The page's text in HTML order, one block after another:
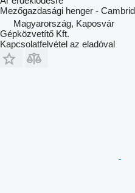
Mezőgazdasági henger -
Magyarország, Kaposvár
Gépközvetítő Kft.
Kapcsolatfelvétel az eladóval